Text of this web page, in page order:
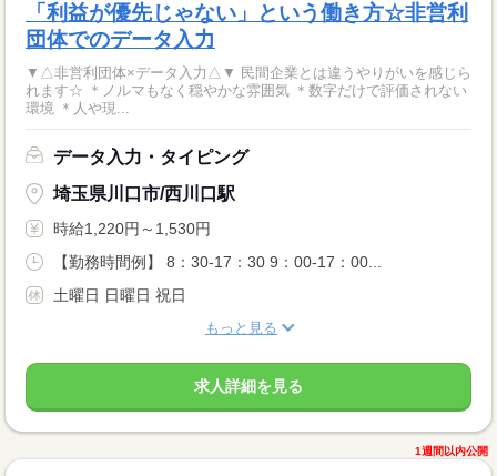
「利益が優先じゃない」という働き方☆非営利
団体でのデータ入力
▼△非営利団体×データ入力△▼ 民間企業とは違うやりがいを感じら
れます☆ ＊ノルマもなく穏やかな雰囲気 ＊数字だけで評価されない
環境 ＊人や現...
データ入力・タイピング
埼玉県川口市/西川口駅
時給1,220円～1,530円
【勤務時間例】 8：30-17：30 9：00-17：00...
土曜日 日曜日 祝日
もっと見る
求人詳細を見る
1週間以内公開